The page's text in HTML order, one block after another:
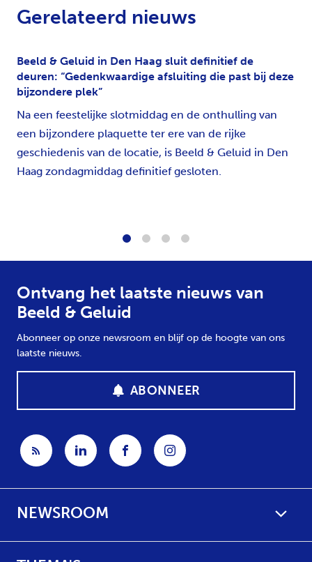
Gerelateerd nieuws
Beeld & Geluid in Den Haag sluit definitief de
deuren: “Gedenkwaardige afsluiting die past bij deze
bijzondere plek”
Na een feestelijke slotmiddag en de onthulling van
een bijzondere plaquette ter ere van de rijke
geschiedenis van de locatie, is Beeld & Geluid in Den
Haag zondagmiddag definitief gesloten.
Ontvang het laatste nieuws van
Beeld & Geluid
Abonneer op onze newsroom en blijf op de hoogte van ons
laatste nieuws.
ABONNEER
NEWSROOM